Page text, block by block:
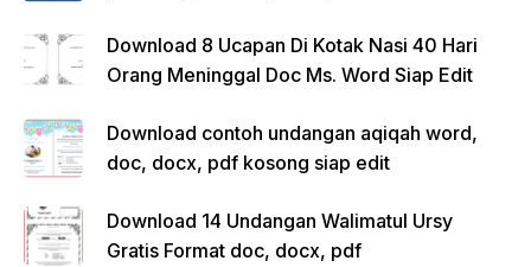
Download 8 Ucapan Di Kotak Nasi 40 Hari
Orang Meninggal Doc Ms. Word Siap Edit
Download contoh undangan aqiqah word,
doc, docx, pdf kosong siap edit
Download 14 Undangan Walimatul Ursy
Gratis Format doc, docx, pdf